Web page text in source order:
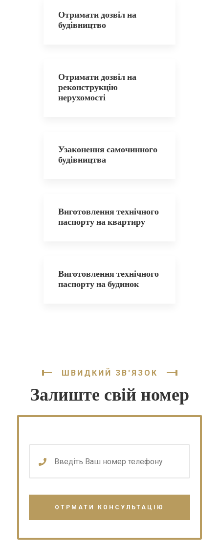
Отримати дозвіл на
будівництво
Отримати дозвіл на
реконструкцію
нерухомості
Узаконення самочинного
будівництва
Виготовлення технічного
паспорту на квартиру
Виготовлення технічного
паспорту на будинок
ШВИДКИЙ ЗВ'ЯЗОК
Залиште свій номер